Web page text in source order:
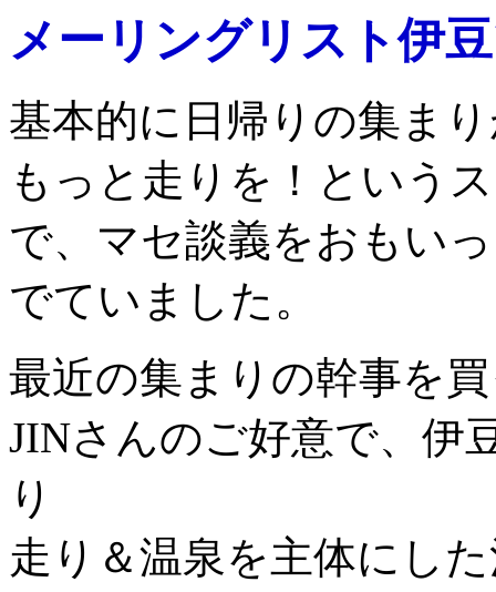
メーリングリスト伊
基本的に日帰りの集ま
もっと走りを！という
で、マセ談義をおもい
でていました。
最近の集まりの幹事を
JINさんのご好意で、伊
り
走り＆温泉を主体にし